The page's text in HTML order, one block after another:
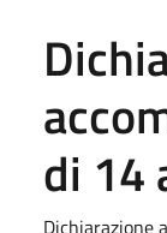
di 14
Dichiarazione